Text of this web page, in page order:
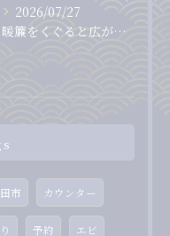
2026/07/27
暖簾をくぐると広がる、落ち着いた和の空間。
市 カウンター
予約 エビ